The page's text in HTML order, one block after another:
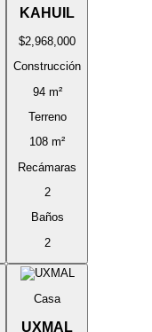
KAHUIL
$2,968,000
Construcción
94 m²
Terreno
108 m²
Recámaras
2
Baños
2
Casa
UXMAL